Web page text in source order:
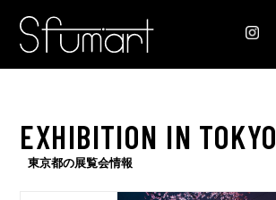
COLUMN コラム記事
EXHIBITION
EXHIBITION IN TOKYO
東京都の展覧会情報